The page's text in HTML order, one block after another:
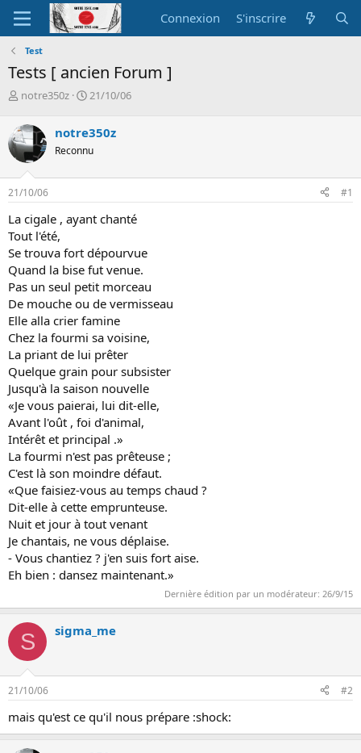
Connexion S'inscrire
Test
Tests [ ancien Forum ]
A
t
e
u
r
d
e
a
d
i
s
c
s
s
i
o
n
notre350z
D
e
d
d
u
21/10/06
notre350z
Reconnu
21/10/06 #1
La cigale , ayant chanté
Tout l'été,
Se trouva fort dépourvue
Quand la bise fut venue.
Pas un seul petit morceau
De mouche ou de vermisseau
Elle alla crier famine
Chez la fourmi sa voisine,
La priant de lui prêter
Quelque grain pour subsister
Jusqu'à la saison nouvelle
«Je vous paierai, lui dit-elle,
Avant l'oût , foi d'animal,
Intérêt et principal .»
La fourmi n'est pas prêteuse ;
C'est là son moindre défaut.
«Que faisiez-vous au temps chaud ?
Dit-elle à cette emprunteuse.
Nuit et jour à tout venant
Je chantais, ne vous déplaise.
- Vous chantiez ? j'en suis fort aise.
Eh bien : dansez maintenant.»
Dernière édition par un modérateur: 26/9/15
S sigma_me
21/10/06 #2
mais qu'est ce qu'il nous prépare :shock: